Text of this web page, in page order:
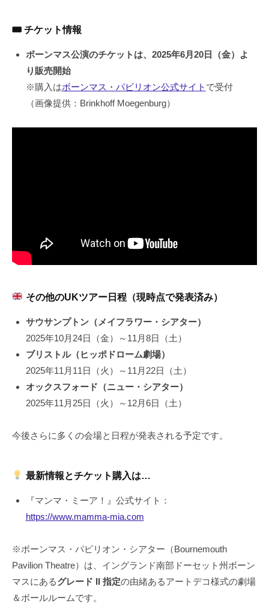
🎟 チケット情報
ボーンマス公演のチケットは、2025年6月20日（金）よ
り販売開始
※購入はボーンマス・パビリオン公式サイト で受付
（画像提供：Brinkhoff Moegenburg）
その他のUKツアー日程（現時点で発表済み）
サウサンプトン（メイフラワー・シアター）
2025年10月24日（金）～11月8日（土）
ブリストル（ヒッポドローム劇場）
2025年11月11日（火）～11月22日（土）
オックスフォード（ニュー・シアター）
2025年11月25日（火）～12月6日（土）
今後さらに多くの会場と日程が発表される予定です。
最新情報とチケット購入は…
『マンマ・ミーア！』公式サイト：
https://www.mamma-mia.com
※ボーンマス・パビリオン・シアター（Bournemouth
Pavilion Theatre）は、イングランド南部ドーセット州ボーン
マスにあるグレード II 指定の由緒あるアートデコ様式の劇場
＆ボールルームです。